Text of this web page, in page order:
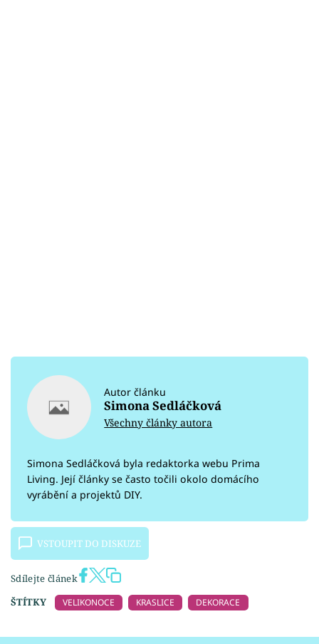
Autor článku
Simona Sedláčková
Všechny články autora
Simona Sedláčková byla redaktorka webu Prima
Living. Její články se často točili okolo domácího
vyrábění a projektů DIY.
VSTOUPIT DO DISKUZE
Sdílejte článek
ŠTÍTKY
VELIKONOCE KRASLICE DEKORACE